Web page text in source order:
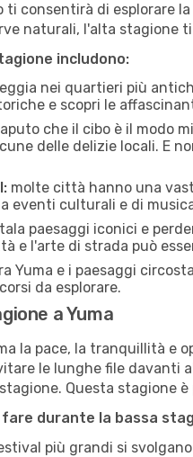
ti consentirà di esplorare
naturali, l'alta stagione
includono:
nei quartieri più
e scopri le
che il cibo è il modo
delle delizie locali. E
molte città hanno una
eventi culturali e di
paesaggi iconici e
e l'arte di strada può
Yuma e i paesaggi
da esplorare.
a Yuma
la pace, la tranquillità e
le lunghe file davanti
Questa stagione
durante la bassa
più grandi si